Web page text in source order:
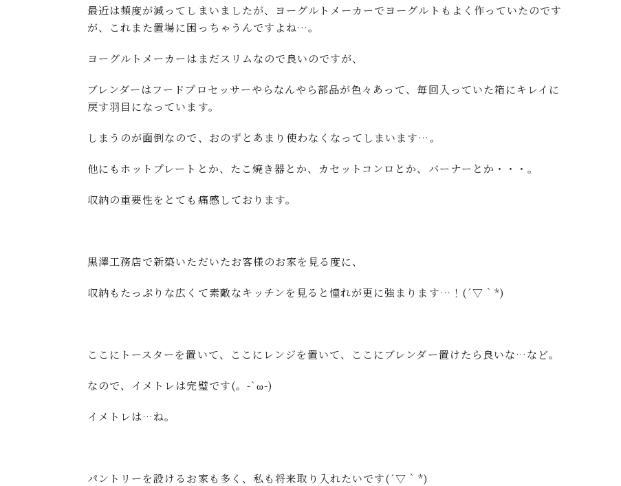
最近は頻度が減ってしまいましたが、ヨーグルトメーカーでヨーグルトもよく作っていたのです
が、これまた置場に困っちゃうんですよね…。
ヨーグルトメーカーはまだスリムなので良いのですが、
ブレンダーはフードプロセッサーやらなんやら部品が色々あって、毎回入っていた箱にキレイに
戻す羽目になっています。
しまうのが面倒なので、おのずとあまり使わなくなってしまいます…。
他にもホットプレートとか、たこ焼き器とか、カセットコンロとか、バーナーとか・・・。
収納の重要性をとても痛感しております。
黒澤工務店で新築いただいたお客様のお家を見る度に、
収納もたっぷりな広くて素敵なキッチンを見ると憧れが更に強まります…！(´▽｀*)
ここにトースターを置いて、ここにレンジを置いて、ここにブレンダー置けたら良いな…など。
なので、イメトレは完璧です(。-`ω-)
イメトレは…ね。
パントリーを設けるお家も多く、私も将来取り入れたいです(´▽｀*)